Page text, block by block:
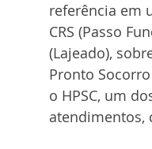
referência em
CRS (Passo
(Lajeado),
Pronto Socorro
o HPSC, um
atendimentos,